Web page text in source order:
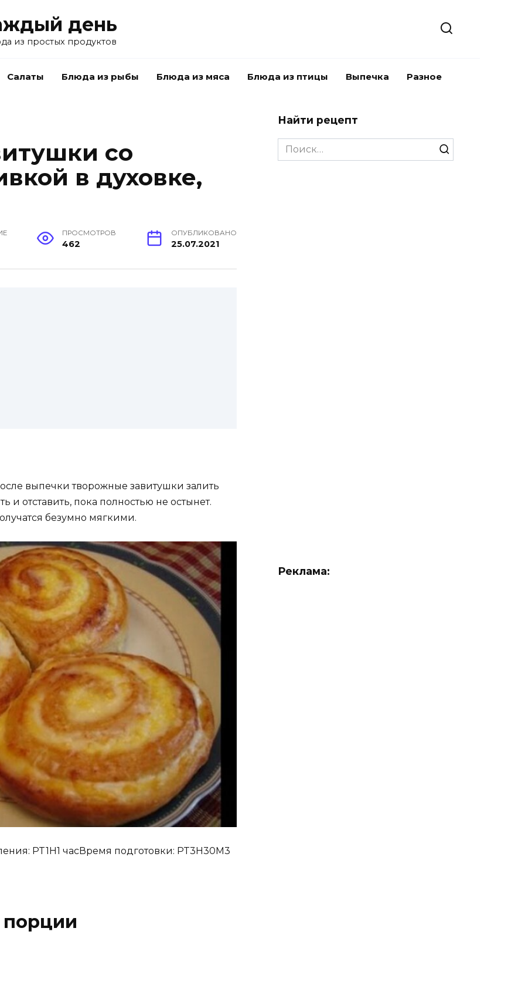
день
из простых продуктов
Салаты Блюда из рыбы Блюда из мяса Блюда из птицы Выпечка Разное
со
в духовке,
ПРОСМОТРОВ
462
ОПУБЛИКОВАНО
25.07.2021
выпечки творожные завитушки залить
и отставить, пока полностью не остынет.
безумно мягкими.
PT1H1 часВремя подготовки: PT3H30M3
Найти рецепт
Search
for:
Реклама: